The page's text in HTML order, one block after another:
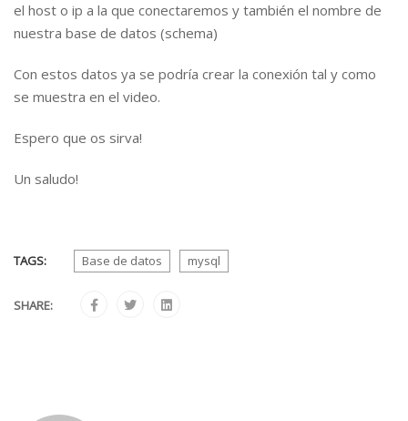
el host o ip a la que conectaremos y también el nombre de
nuestra base de datos (schema)
Con estos datos ya se podría crear la conexión tal y como
se muestra en el video.
Espero que os sirva!
Un saludo!
TAGS: Base de datos mysql
SHARE: